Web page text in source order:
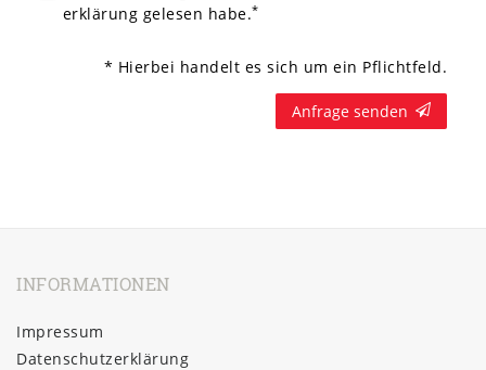
erklärung gelesen habe.*
* Hierbei handelt es sich um ein Pflichtfeld.
Anfrage senden
INFORMATIONEN
Impressum
Daten­schutz­erklärung